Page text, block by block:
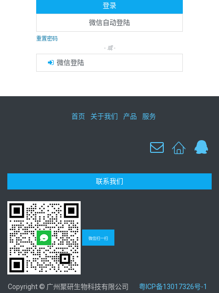
登录
微信自动登陆
重置密码
- 或 -
微信登陆
首页 关于我们 产品 服务
联系我们
微信扫一扫
Copyright © 广州聚研生物科技有限公司 粤ICP备13017326号-1